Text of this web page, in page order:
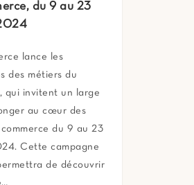
du 9 au 23
lance les
des métiers du
qui invitent un large
au cœur des
du 9 au 23
Cette campagne
de découvrir